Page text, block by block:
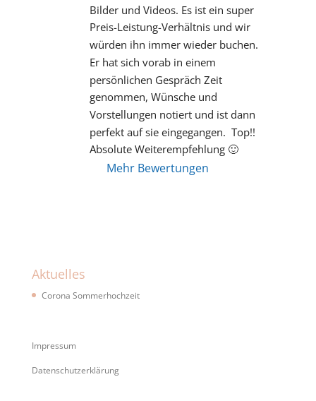
Bilder und Videos. Es ist ein super
Preis-Leistung-Verhältnis und wir
würden ihn immer wieder buchen.
Er hat sich vorab in einem
persönlichen Gespräch Zeit
genommen, Wünsche und
Vorstellungen notiert und ist dann
perfekt auf sie eingegangen.  Top!!
Absolute Weiterempfehlung 🙂
Mehr Bewertungen
Aktuelles
Corona Sommerhochzeit
Impressum
Datenschutzerklärung